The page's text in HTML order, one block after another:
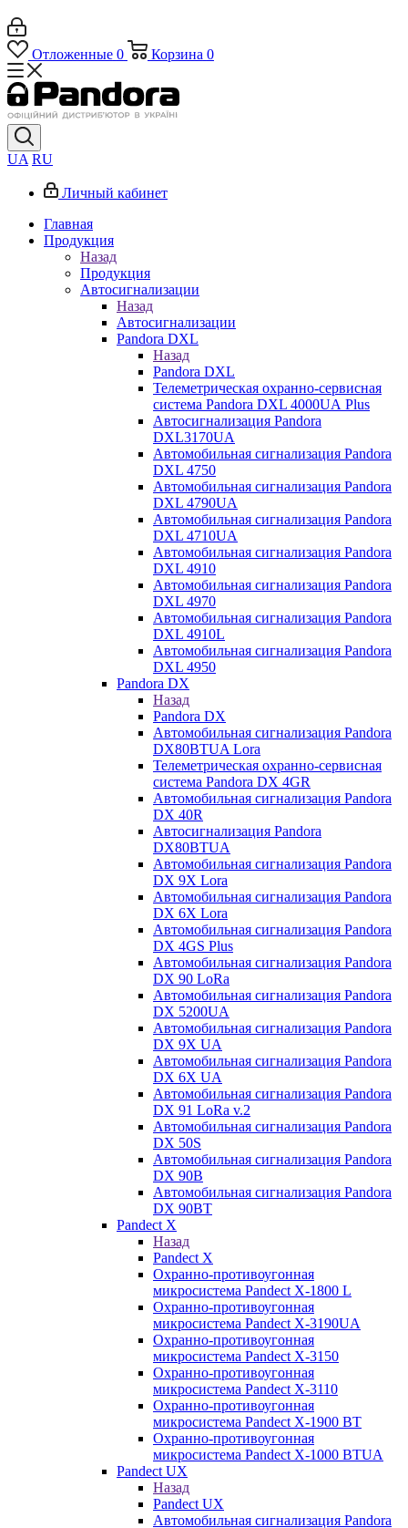
Отложенные 0 Корзина 0
UA RU
Личный кабинет
Главная
Продукция
Назад
Продукция
Автосигнализации
Назад
Автосигнализации
Pandora DXL
Назад
Pandora DXL
Телеметрическая охранно-сервисная
система Pandora DXL 4000UA Plus
Автосигнализация Pandora
DXL3170UA
Автомобильная сигнализация Pandora
DXL 4750
Автомобильная сигнализация Pandora
DXL 4790UA
Автомобильная сигнализация Pandora
DXL 4710UA
Автомобильная сигнализация Pandora
DXL 4910
Автомобильная сигнализация Pandora
DXL 4970
Автомобильная сигнализация Pandora
DXL 4910L
Автомобильная сигнализация Pandora
DXL 4950
Pandora DX
Назад
Pandora DX
Автомобильная сигнализация Pandora
DX80BTUA Lora
Телеметрическая охранно-сервисная
система Pandora DX 4GR
Автомобильная сигнализация Pandora
DX 40R
Автосигнализация Pandora
DX80BTUA
Автомобильная сигнализация Pandora
DX 9X Lora
Автомобильная сигнализация Pandora
DX 6X Lora
Автомобильная сигнализация Pandora
DX 4GS Plus
Автомобильная сигнализация Pandora
DX 90 LoRa
Автомобильная сигнализация Pandora
DX 5200UA
Автомобильная сигнализация Pandora
DX 9Х UA
Автомобильная сигнализация Pandora
DX 6Х UA
Автомобильная сигнализация Pandora
DX 91 LoRa v.2
Автомобильная сигнализация Pandora
DX 50S
Автомобильная сигнализация Pandora
DX 90B
Автомобильная сигнализация Pandora
DX 90BT
Pandect X
Назад
Pandect X
Охранно-противоугонная
микросистема Pandect X-1800 L
Охранно-противоугонная
микросистема Pandect X-3190UA
Охранно-противоугонная
микросистема Pandect X-3150
Охранно-противоугонная
микросистема Pandect X-3110
Охранно-противоугонная
микросистема Pandect X-1900 BT
Охранно-противоугонная
микросистема Pandect X-1000 BTUA
Pandect UX
Назад
Pandect UX
Автомобильная сигнализация Pandora